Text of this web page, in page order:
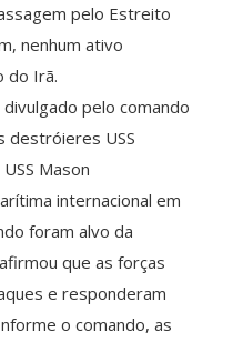
pelo Estreito
nenhum ativo
do Irã.
pelo comando
destróieres USS
Mason
internacional em
foram alvo da
que as forças
e responderam
o comando, as